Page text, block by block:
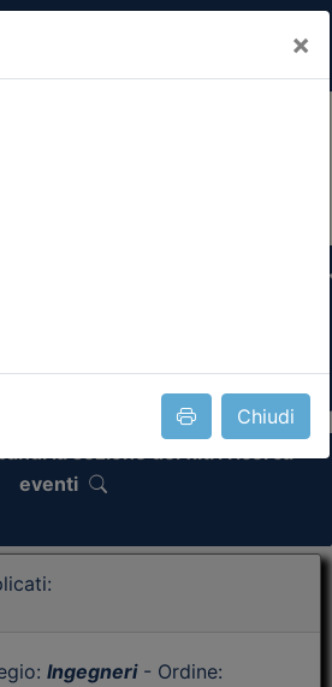
×
Chiudi
Professionali
la sezione dei filtri ricerca
eventi
Ingegneri- Ordine: